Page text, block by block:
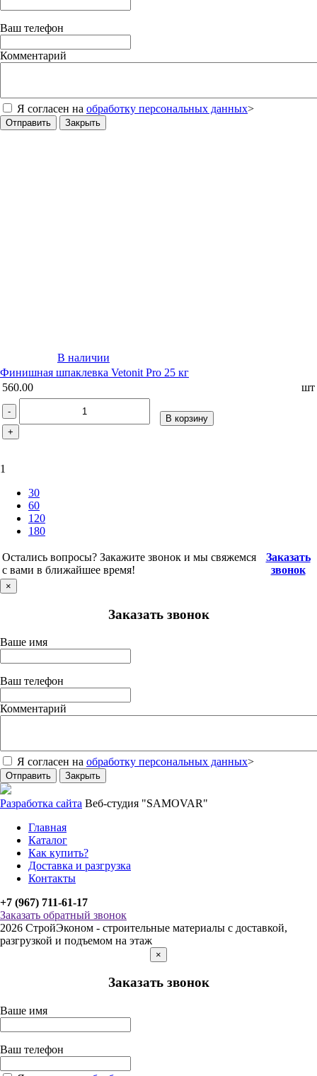
Ваш телефон
Комментарий
Я согласен на обработку персональных данных>
Отправить Закрыть
В наличии
Финишная шпаклевка Vetonit Pro 25 кг
560.00
шт
-
+
В корзину
1
30
60
120
180
Остались вопросы? Закажите звонок и мы свяжемся
с вами в ближайшее время!
Заказать
звонок
×
Заказать звонок
Ваше имя
Ваш телефон
Комментарий
Я согласен на обработку персональных данных>
Отправить Закрыть
Разработка сайта Веб-студия "SAMOVAR"
Главная
Каталог
Как купить?
Доставка и разгрузка
Контакты
+7 (967) 711-61-17
Заказать обратный звонок
2026 СтройЭконом - строительные материалы с доставкой,
разгрузкой и подъемом на этаж
×
Заказать звонок
Ваше имя
Ваш телефон